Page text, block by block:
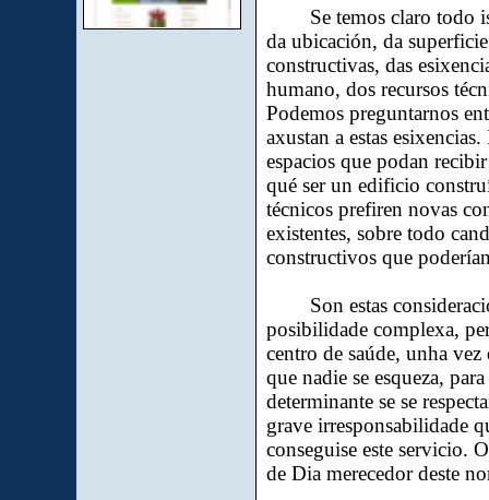
Se temos claro todo
da ubicación, da superficie
constructivas, das
humano, dos recursos
Podemos preguntarnos
axustan a estas
espacios que podan
qué ser un edificio
técnicos prefiren novas
existentes, sobre todo
constructivos que
Son estas
posibilidade complexa,
centro de saúde, unha
que nadie se esqueza,
determinante se se
grave irresponsabilidade
conseguise este servicio.
de Dia merecedor deste